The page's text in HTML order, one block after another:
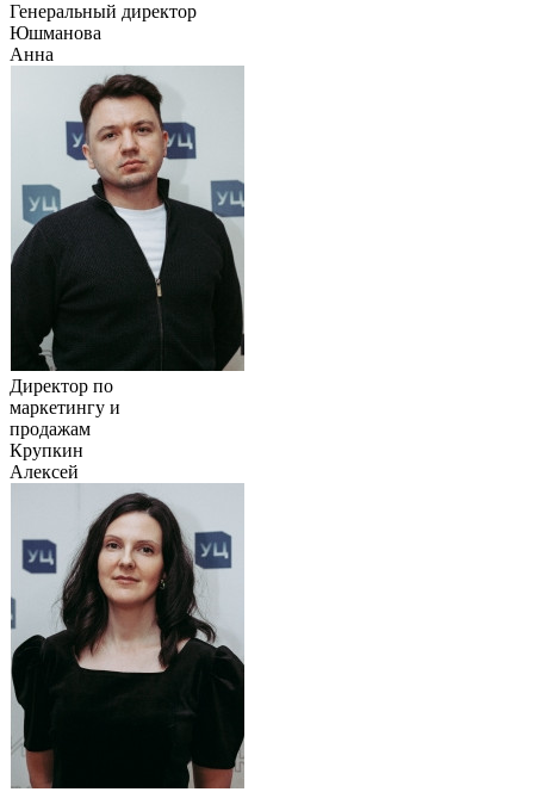
Генеральный директор
Юшманова
Анна
Директор по
маркетингу и
продажам
Крупкин
Алексей